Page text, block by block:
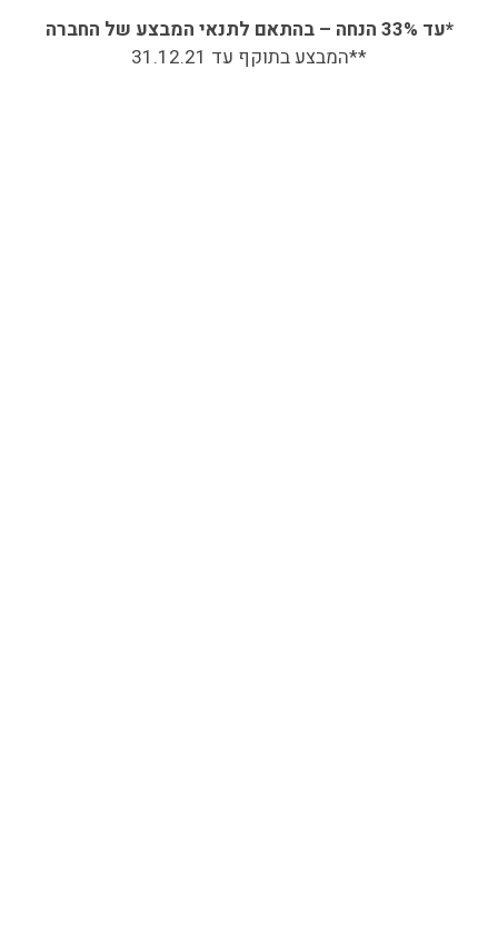
*עד 33% הנחה – בהתאם לתנאי המבצע של החברה
**המבצע בתוקף עד 31.12.21